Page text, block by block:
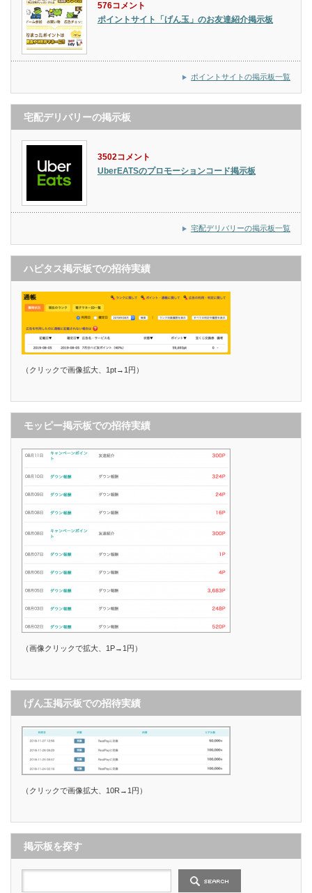
576コメント
ポイントサイト「げん玉」のお友達紹介掲示板
ポイントサイトの掲示板一覧
宅配デリバリーの掲示板
3502コメント
UberEATSのプロモーションコード掲示板
宅配デリバリーの掲示板一覧
ハピタス掲示板での招待実績
（クリックで画像拡大、1pt→1円）
モッピー掲示板での招待実績
（画像クリックで拡大、1P→1円）
げん玉掲示板での招待実績
（クリックで画像拡大、10R→1円）
掲示板を探す